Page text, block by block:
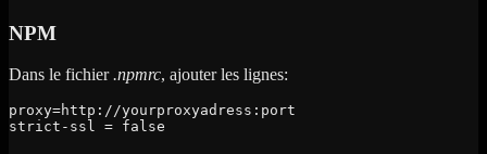
NPM
Dans le fichier.npmrc, ajouter les lignes:
proxy=http://yourproxyadress:port
strict-ssl = false